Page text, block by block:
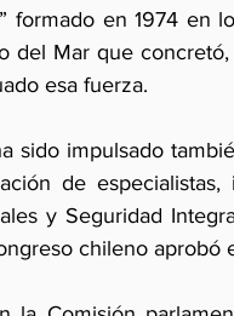
formado en 1974 en
del Mar que
esa fuerza.
sido impulsado
de especialistas,
y Seguridad
chileno aprobó